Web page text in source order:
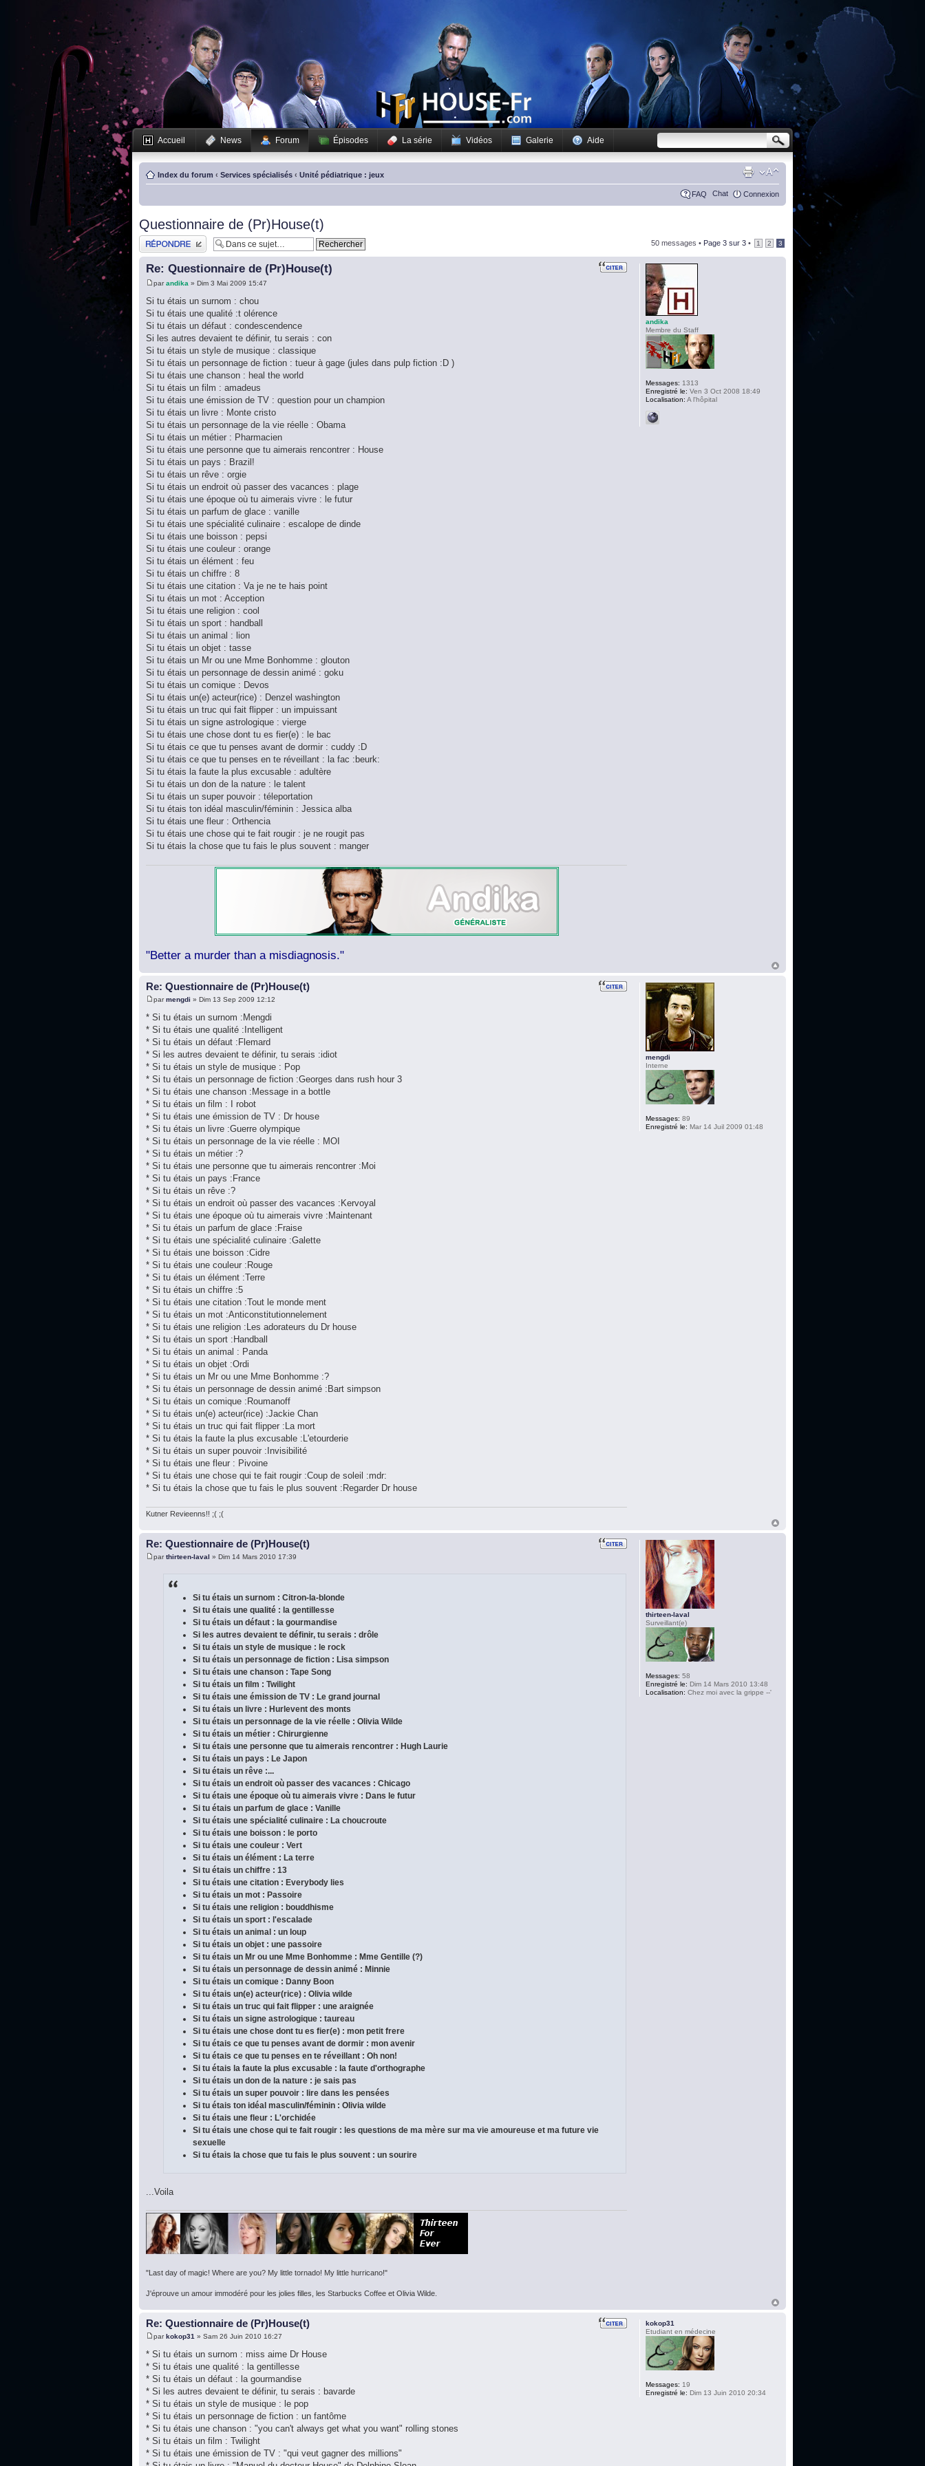
Accueil News Forum Épisodes La série Vidéos Galerie Aide
Index du forum ‹ Services spécialisés ‹ Unité pédiatrique : jeux
FAQ Chat Connexion
Questionnaire de (Pr)House(t)
Publier une réponse 50 messages • Page 3 sur 3 • 1 2 3
Re: Questionnaire de (Pr)House(t)
parandika » Dim 3 Mai 2009 15:47
Si tu étais un surnom : chou
Si tu étais une qualité :t olérence
Si tu étais un défaut : condescendence
Si les autres devaient te définir, tu serais : con
Si tu étais un style de musique : classique
Si tu étais un personnage de fiction : tueur à gage (jules dans pulp fiction :D )
Si tu étais une chanson : heal the world
Si tu étais un film : amadeus
Si tu étais une émission de TV : question pour un champion
Si tu étais un livre : Monte cristo
Si tu étais un personnage de la vie réelle : Obama
Si tu étais un métier : Pharmacien
Si tu étais une personne que tu aimerais rencontrer : House
Si tu étais un pays : Brazil!
Si tu étais un rêve : orgie
Si tu étais un endroit où passer des vacances : plage
Si tu étais une époque où tu aimerais vivre : le futur
Si tu étais un parfum de glace : vanille
Si tu étais une spécialité culinaire : escalope de dinde
Si tu étais une boisson : pepsi
Si tu étais une couleur : orange
Si tu étais un élément : feu
Si tu étais un chiffre : 8
Si tu étais une citation : Va je ne te hais point
Si tu étais un mot : Acception
Si tu étais une religion : cool
Si tu étais un sport : handball
Si tu étais un animal : lion
Si tu étais un objet : tasse
Si tu étais un Mr ou une Mme Bonhomme : glouton
Si tu étais un personnage de dessin animé : goku
Si tu étais un comique : Devos
Si tu étais un(e) acteur(rice) : Denzel washington
Si tu étais un truc qui fait flipper : un impuissant
Si tu étais un signe astrologique : vierge
Si tu étais une chose dont tu es fier(e) : le bac
Si tu étais ce que tu penses avant de dormir : cuddy :D
Si tu étais ce que tu penses en te réveillant : la fac :beurk:
Si tu étais la faute la plus excusable : adultère
Si tu étais un don de la nature : le talent
Si tu étais un super pouvoir : téleportation
Si tu étais ton idéal masculin/féminin : Jessica alba
Si tu étais une fleur : Orthencia
Si tu étais une chose qui te fait rougir : je ne rougit pas
Si tu étais la chose que tu fais le plus souvent : manger
"Better a murder than a misdiagnosis."
andika
Membre du Staff
Messages: 1313
Enregistré le: Ven 3 Oct 2008 18:49
Localisation: A l'hôpital
Re: Questionnaire de (Pr)House(t)
parmengdi » Dim 13 Sep 2009 12:12
* Si tu étais un surnom :Mengdi
* Si tu étais une qualité :Intelligent
* Si tu étais un défaut :Flemard
* Si les autres devaient te définir, tu serais :idiot
* Si tu étais un style de musique : Pop
* Si tu étais un personnage de fiction :Georges dans rush hour 3
* Si tu étais une chanson :Message in a bottle
* Si tu étais un film : I robot
* Si tu étais une émission de TV : Dr house
* Si tu étais un livre :Guerre olympique
* Si tu étais un personnage de la vie réelle : MOI
* Si tu étais un métier :?
* Si tu étais une personne que tu aimerais rencontrer :Moi
* Si tu étais un pays :France
* Si tu étais un rêve :?
* Si tu étais un endroit où passer des vacances :Kervoyal
* Si tu étais une époque où tu aimerais vivre :Maintenant
* Si tu étais un parfum de glace :Fraise
* Si tu étais une spécialité culinaire :Galette
* Si tu étais une boisson :Cidre
* Si tu étais une couleur :Rouge
* Si tu étais un élément :Terre
* Si tu étais un chiffre :5
* Si tu étais une citation :Tout le monde ment
* Si tu étais un mot :Anticonstitutionnelement
* Si tu étais une religion :Les adorateurs du Dr house
* Si tu étais un sport :Handball
* Si tu étais un animal : Panda
* Si tu étais un objet :Ordi
* Si tu étais un Mr ou une Mme Bonhomme :?
* Si tu étais un personnage de dessin animé :Bart simpson
* Si tu étais un comique :Roumanoff
* Si tu étais un(e) acteur(rice) :Jackie Chan
* Si tu étais un truc qui fait flipper :La mort
* Si tu étais la faute la plus excusable :L'etourderie
* Si tu étais un super pouvoir :Invisibilité
* Si tu étais une fleur : Pivoine
* Si tu étais une chose qui te fait rougir :Coup de soleil :mdr:
* Si tu étais la chose que tu fais le plus souvent :Regarder Dr house
Kutner Revieenns!! ;( ;(
mengdi
Interne
Messages: 89
Enregistré le: Mar 14 Juil 2009 01:48
Re: Questionnaire de (Pr)House(t)
parthirteen-laval » Dim 14 Mars 2010 17:39
Si tu étais un surnom : Citron-la-blonde
Si tu étais une qualité : la gentillesse
Si tu étais un défaut : la gourmandise
Si les autres devaient te définir, tu serais : drôle
Si tu étais un style de musique : le rock
Si tu étais un personnage de fiction : Lisa simpson
Si tu étais une chanson : Tape Song
Si tu étais un film : Twilight
Si tu étais une émission de TV : Le grand journal
Si tu étais un livre : Hurlevent des monts
Si tu étais un personnage de la vie réelle : Olivia Wilde
Si tu étais un métier : Chirurgienne
Si tu étais une personne que tu aimerais rencontrer : Hugh Laurie
Si tu étais un pays : Le Japon
Si tu étais un rêve :...
Si tu étais un endroit où passer des vacances : Chicago
Si tu étais une époque où tu aimerais vivre : Dans le futur
Si tu étais un parfum de glace : Vanille
Si tu étais une spécialité culinaire : La choucroute
Si tu étais une boisson : le porto
Si tu étais une couleur : Vert
Si tu étais un élément : La terre
Si tu étais un chiffre : 13
Si tu étais une citation : Everybody lies
Si tu étais un mot : Passoire
Si tu étais une religion : bouddhisme
Si tu étais un sport : l'escalade
Si tu étais un animal : un loup
Si tu étais un objet : une passoire
Si tu étais un Mr ou une Mme Bonhomme : Mme Gentille (?)
Si tu étais un personnage de dessin animé : Minnie
Si tu étais un comique : Danny Boon
Si tu étais un(e) acteur(rice) : Olivia wilde
Si tu étais un truc qui fait flipper : une araignée
Si tu étais un signe astrologique : taureau
Si tu étais une chose dont tu es fier(e) : mon petit frere
Si tu étais ce que tu penses avant de dormir : mon avenir
Si tu étais ce que tu penses en te réveillant : Oh non!
Si tu étais la faute la plus excusable : la faute d'orthographe
Si tu étais un don de la nature : je sais pas
Si tu étais un super pouvoir : lire dans les pensées
Si tu étais ton idéal masculin/féminin : Olivia wilde
Si tu étais une fleur : L'orchidée
Si tu étais une chose qui te fait rougir : les questions de ma mère sur ma vie amoureuse et ma future vie
sexuelle
Si tu étais la chose que tu fais le plus souvent : un sourire
...Voila
"Last day of magic! Where are you? My little tornado! My little hurricano!"
J'éprouve un amour immodéré pour les jolies filles, les Starbucks Coffee et Olivia Wilde.
thirteen-laval
Surveillant(e)
Messages: 58
Enregistré le: Dim 14 Mars 2010 13:48
Localisation: Chez moi avec la grippe --'
Re: Questionnaire de (Pr)House(t)
parkokop31 » Sam 26 Juin 2010 16:27
* Si tu étais un surnom : miss aime Dr House
* Si tu étais une qualité : la gentillesse
* Si tu étais un défaut : la gourmandise
* Si les autres devaient te définir, tu serais : bavarde
* Si tu étais un style de musique : le pop
* Si tu étais un personnage de fiction : un fantôme
* Si tu étais une chanson : "you can't always get what you want" rolling stones
* Si tu étais un film : Twilight
* Si tu étais une émission de TV : "qui veut gagner des millions"
kokop31
Etudiant en médecine
Messages: 19
Enregistré le: Dim 13 Juin 2010 20:34